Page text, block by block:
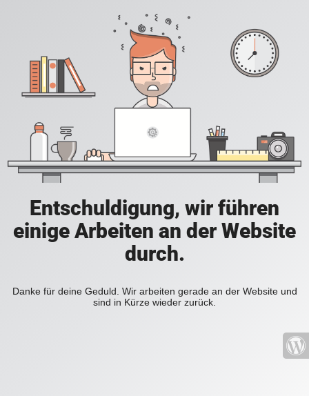
Entschuldigung, wir führen
einige Arbeiten an der Website
durch.
Danke für deine Geduld. Wir arbeiten gerade an der Website und
sind in Kürze wieder zurück.